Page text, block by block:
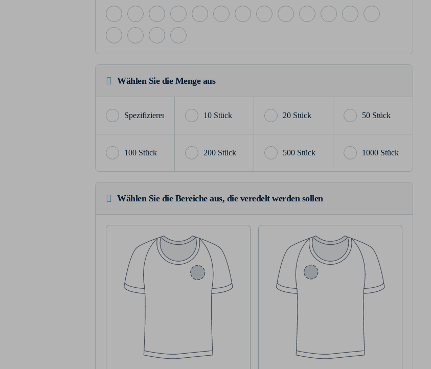
Wählen Sie die Menge aus
10 Stück 20 Stück 50 Stück
100 Stück 200 Stück 500 Stück 1000 Stück
Wählen Sie die Bereiche aus, die veredelt werden sollen